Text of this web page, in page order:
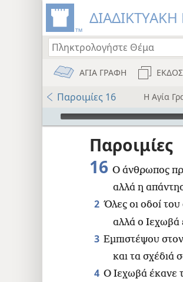
ΑΓΙΑ ΓΡΑΦΗ
Παροιμίες 16 Η Αγία
Audio Player
Παροιμίες
16 Ο άνθρωπος
αλλά η
2 Όλες οι οδοί
αλλά ο Ιεχωβά
3 Εμπιστέψου
και τα σχέδιά
4 Ο Ιεχωβά έκανε